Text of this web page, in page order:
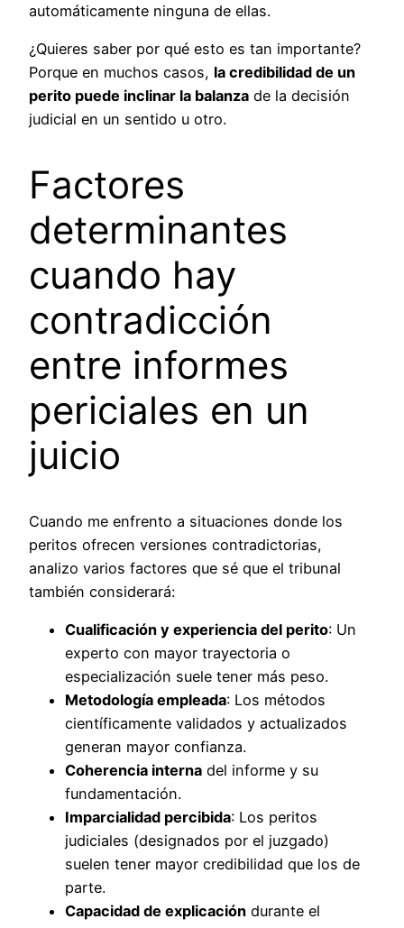
automáticamente ninguna de ellas.
¿Quieres saber por qué esto es tan importante?
Porque en muchos casos, la credibilidad de un
perito puede inclinar la balanza de la decisión
judicial en un sentido u otro.
Factores
determinantes
cuando hay
contradicción
entre informes
periciales en un
juicio
Cuando me enfrento a situaciones donde los
peritos ofrecen versiones contradictorias,
analizo varios factores que sé que el tribunal
también considerará:
Cualificación y experiencia del perito: Un
experto con mayor trayectoria o
especialización suele tener más peso.
Metodología empleada: Los métodos
científicamente validados y actualizados
generan mayor confianza.
Coherencia interna del informe y su
fundamentación.
Imparcialidad percibida: Los peritos
judiciales (designados por el juzgado)
suelen tener mayor credibilidad que los de
parte.
Capacidad de explicación durante el